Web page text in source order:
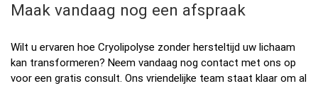
Maak vandaag nog een afspraak
Wilt u ervaren hoe Cryolipolyse zonder hersteltijd uw lichaam
kan transformeren? Neem vandaag nog contact met ons op
voor een gratis consult. Ons vriendelijke team staat klaar om al